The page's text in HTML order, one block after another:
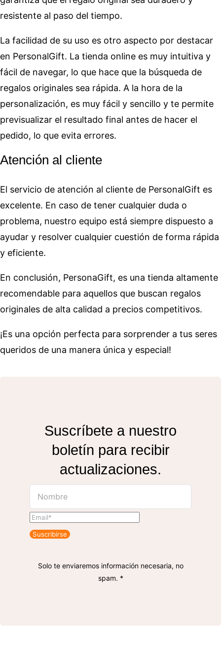
resistente al paso del tiempo.
La facilidad de su uso es otro aspecto por destacar
en PersonalGift. La tienda online es muy intuitiva y
fácil de navegar, lo que hace que la búsqueda de
regalos originales sea rápida. A la hora de la
personalización, es muy fácil y sencillo y te permite
previsualizar el resultado final antes de hacer el
pedido, lo que evita errores.
Atención al cliente
El servicio de atención al cliente de PersonalGift es
excelente. En caso de tener cualquier duda o
problema, nuestro equipo está siempre dispuesto a
ayudar y resolver cualquier cuestión de forma rápida
y eficiente.
En conclusión, PersonaGift, es una tienda altamente
recomendable para aquellos que buscan regalos
originales de alta calidad a precios competitivos.
¡Es una opción perfecta para sorprender a tus seres
queridos de una manera única y especial!
Suscríbete a nuestro
boletín para recibir
actualizaciones.
Suscribirse
Solo te enviaremos información necesaria, no
spam. *